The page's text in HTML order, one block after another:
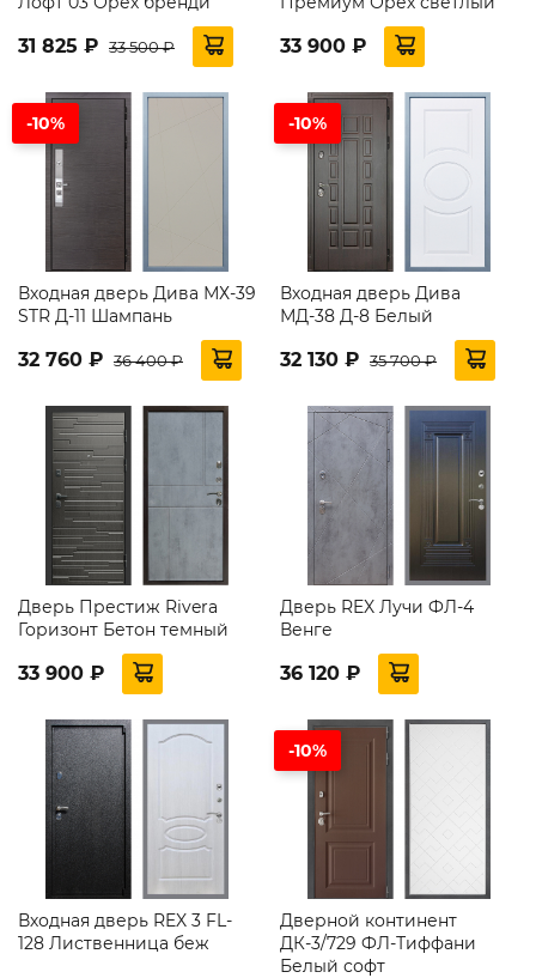
31 825 ₽ 33 500 ₽ 33 900 ₽
-10%
Входная дверь Дива МХ-39
STR Д-11 Шампань
32 760 ₽ 36 400 ₽
-10%
Входная дверь Дива
МД-38 Д-8 Белый
32 130 ₽ 35 700 ₽
Дверь Престиж Rivera
Горизонт Бетон темный
33 900 ₽
Дверь REX Лучи ФЛ-4
Венге
36 120 ₽
Входная дверь REX 3 FL-
128 Лиственница беж
-10%
Дверной континент
ДК-3/729 ФЛ-Тиффани
Белый софт